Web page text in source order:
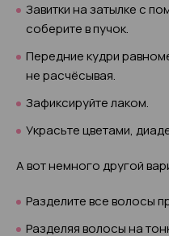
Завитки на затылке с
соберите в пучок.
Передние кудри
не расчёсывая.
Зафиксируйте лаком.
Украсьте цветами,
А вот немного другой
Разделите все волосы
Разделяя волосы на